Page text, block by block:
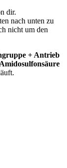
dir.
nach unten zu
nicht um den
+ Antrieb